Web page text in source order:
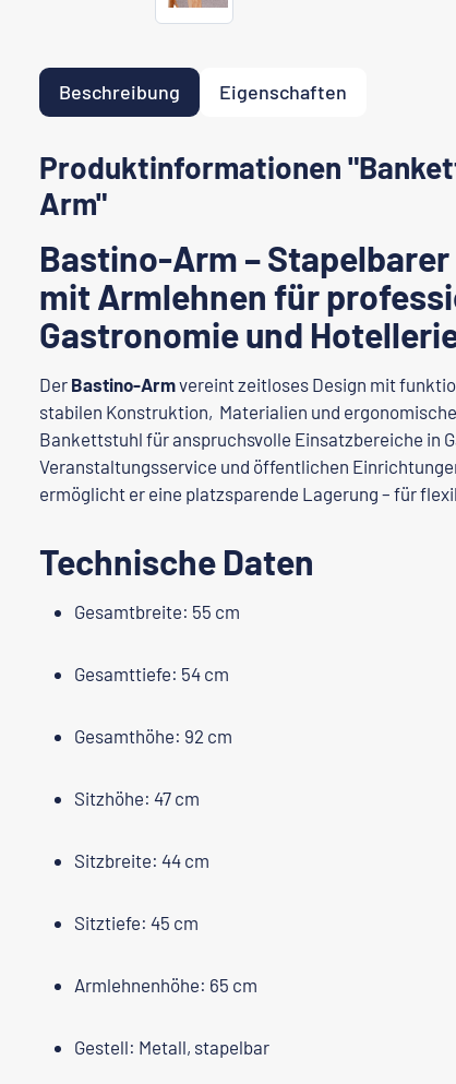
Beschreibung Eigenschaften
Produktinformationen
Arm"
Bastino-Arm –
mit Armlehnen für
Gastronomie und
Der Bastino-Armvereint zeitloses Design mit
stabilen Konstruktion, Materialien und
Bankettstuhl für anspruchsvolle Einsatzbereiche in
Veranstaltungsservice und öffentlichen
ermöglicht er eine platzsparende Lagerung – für
Technische Daten
Gesamtbreite: 55 cm
Gesamttiefe: 54 cm
Gesamthöhe: 92 cm
Sitzhöhe: 47 cm
Sitzbreite: 44 cm
Sitztiefe: 45 cm
Armlehnenhöhe: 65 cm
Gestell: Metall, stapelbar